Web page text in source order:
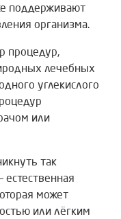
поддерживают
организма.
процедур,
лечебных
углекислого
или
так
естественная
может
или лёгким